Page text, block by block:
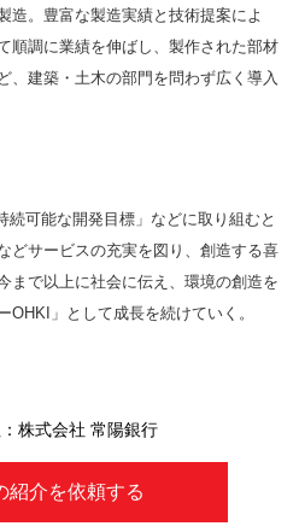
造。豊富な製造実績と技術提案によ
順調に業績を伸ばし、製作された部材
、建築・土木の部門を問わず広く導入
続可能な開発目標」などに取り組むと
どサービスの充実を図り、創造する喜
まで以上に社会に伝え、環境の創造を
」として成長を続けていく。
紹介を依頼する
株式会社 常陽銀行